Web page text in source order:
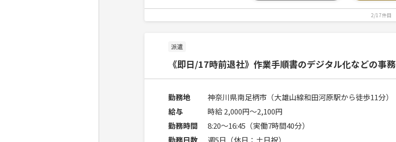
2/17件目
派遣
《即日/17時前退社》作業手順書のデジタル化などの事務
勤務地
神奈川県南足柄市（大雄山線和田河原駅から徒歩11分）
給与
時給 2,000円〜2,100円
勤務時間
8:20～16:45（実働7時間40分）
勤務日数
週5日（休日：土日祝）